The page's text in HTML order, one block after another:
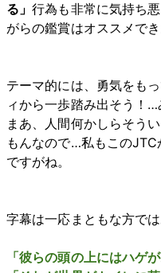
る」行為も非常に気持ち
がらの鑑賞はオススメでき
テーマ的には、勇気をも
ィから一歩踏み出そう！…
まあ、人間何かしらそう
もんなので…私もこの
ですがね。
字幕は一応まともな方では
「彼らの頭の上にはハゲ